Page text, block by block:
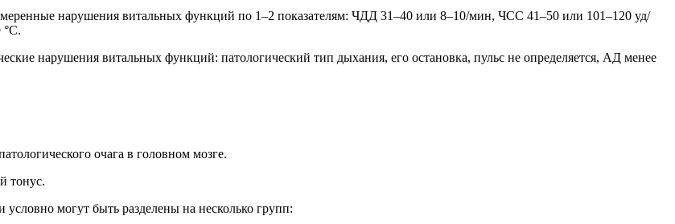
нарушения витальных функций по 1–2 показателям: ЧДД 31–40 или 8–10/мин, ЧСС 41–50 или 101–120 уд/
нарушения витальных функций: патологический тип дыхания, его остановка, пульс не определяется, АД менее
очага в головном мозге.
тонус.
могут быть разделены на несколько групп: